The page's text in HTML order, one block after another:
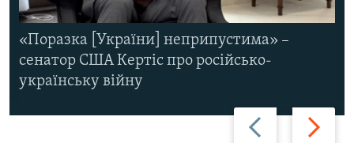
Назад Вперед
«Поразка [України] неприпустима» –
сенатор США Кертіс про російсько-
українську війну